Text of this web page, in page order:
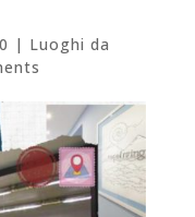
| Luoghi da